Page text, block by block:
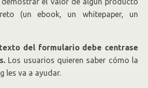
(un ebook, un whitepaper, un
del formulario debe centrase
Los usuarios quieren saber cómo la
les va a ayudar.